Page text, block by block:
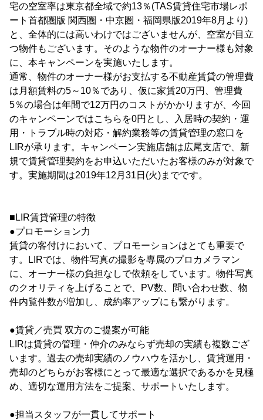
宅の空室率は東京都全域で約13％(TAS賃貸住宅市場レポ
ート首都圏版 関西圏・中京圏・福岡県版2019年8月より)
と、全体的には高いわけではございませんが、空室が目立
つ物件もございます。そのような物件のオーナー様も対象
に、本キャンペーンを実施いたします。
通常、物件のオーナー様がお支払する不動産賃貸の管理費
は月額賃料の5～10％であり、仮に家賃20万円、管理費
5％の場合は年間で12万円のコストがかかりますが、今回
のキャンペーンではこちらを0円とし、入居時の契約・運
用・トラブル時の対応・解約業務等の賃貸管理の窓口を
LIRが承ります。キャンペーン実施店舗は広尾支店で、新
規で賃貸管理契約をお申込いただいたお客様のみが対象で
す。実施期間は2019年12月31日(火)までです。
■LIR賃貸管理の特徴
●プロモーション力
賃貸の客付けにおいて、プロモーションはとても重要で
す。LIRでは、物件写真の撮影を専属のプロカメラマン
に、オーナー様の負担なしで依頼をしています。物件写真
のクオリティを上げることで、PV数、問い合わせ数、物
件内覧件数が増加し、成約率アップにも繋がります。
●賃貸／売買 双方のご提案が可能
LIRは賃貸の管理・仲介のみならず売却の実績も複数ござ
います。過去の売却実績のノウハウを活かし、賃貸運用・
売却のどちらがお客様にとって最適な選択であるかを見極
め、適切な運用方法をご提案、サポートいたします。
●担当スタッフが一貫してサポート